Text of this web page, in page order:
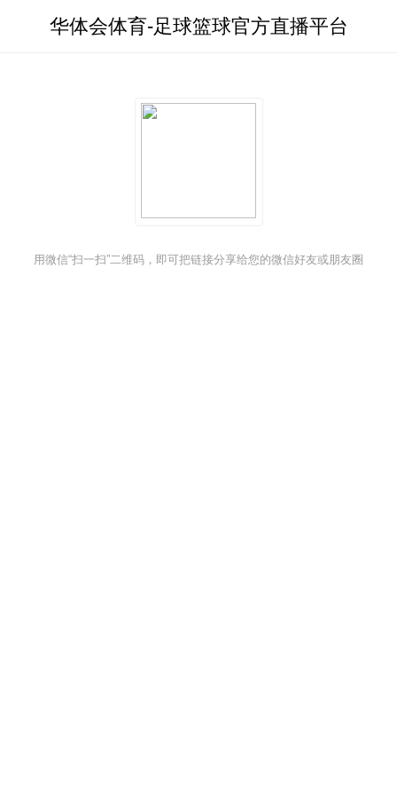
华体会体育
华体会体育-足球篮球官方直播平台
用微信“扫一扫”二维码，即可把链接分享给您的微信好友或朋友圈